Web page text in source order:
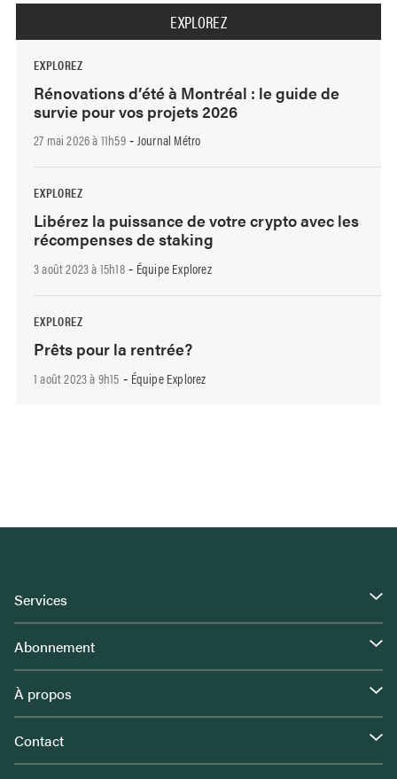
EXPLOREZ
EXPLOREZ
Rénovations d’été à Montréal : le guide de
survie pour vos projets 2026
27 mai 2026 à 11h59- Journal Métro
EXPLOREZ
Libérez la puissance de votre crypto avec les
récompenses de staking
3 août 2023 à 15h18- Équipe Explorez
EXPLOREZ
Prêts pour la rentrée?
1 août 2023 à 9h15 - Équipe Explorez
Services
Abonnement
À propos
Contact